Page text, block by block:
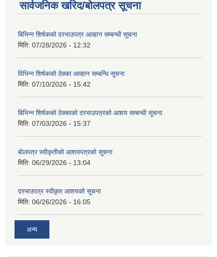
सार्वजनिक खरिद/बोलपत्र सूचना
बिभिन्‍न शिर्षकको दरभाउपत्र आव्हान सम्बन्धी सूचना
मिति: 07/28/2026 - 12:32
विभिन्न शिर्षकको ठेक्का आव्हान सम्बन्धि सूचना
मिति: 07/10/2026 - 15:42
बिभिन्‍न शिर्षकको ठेक्काको दरभाउपत्रको आशय सम्बन्धी सूचना
मिति: 07/03/2026 - 15:37
बोलपत्र स्वीकृतीको आशयपत्रको सूचना
मिति: 06/29/2026 - 13:04
दरभाउपत्र स्वीकृत आशयको सूचना
मिति: 06/26/2026 - 16:05
अन्य